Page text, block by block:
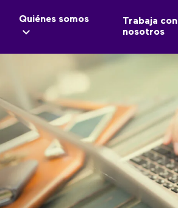
Quiénes somos
Trabaja con
nosotros